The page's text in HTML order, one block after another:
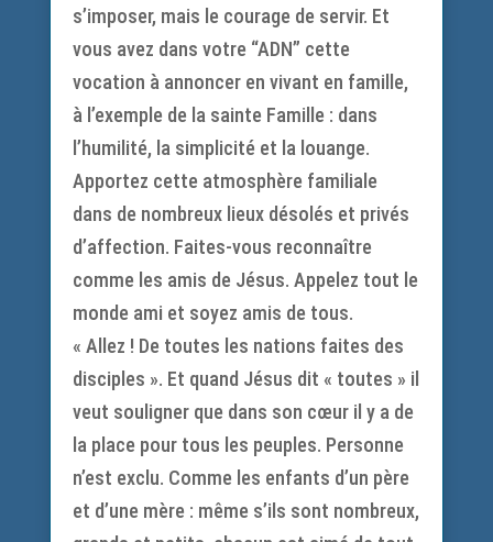
s’imposer, mais le courage de servir. Et
vous avez dans votre “ADN” cette
vocation à annoncer en vivant en famille,
à l’exemple de la sainte Famille : dans
l’humilité, la simplicité et la louange.
Apportez cette atmosphère familiale
dans de nombreux lieux désolés et privés
d’affection. Faites-vous reconnaître
comme les amis de Jésus. Appelez tout le
monde ami et soyez amis de tous.
« Allez ! De toutes les nations faites des
disciples ». Et quand Jésus dit « toutes » il
veut souligner que dans son cœur il y a de
la place pour tous les peuples. Personne
n’est exclu. Comme les enfants d’un père
et d’une mère : même s’ils sont nombreux,